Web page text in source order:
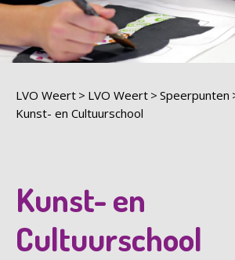
LVO Weert LVO Weert
Speerpunten
Kunst- en Cultuurschool
Kunst- en
Cultuurschool